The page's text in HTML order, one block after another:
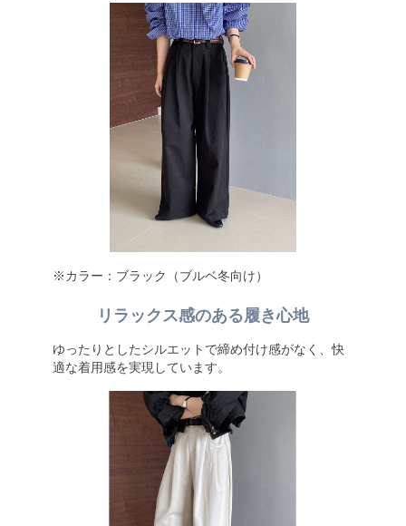
※カラー：ブラック（ブルベ冬向け）
リラックス感のある履き心地
ゆったりとしたシルエットで締め付け感がなく、快
適な着用感を実現しています。